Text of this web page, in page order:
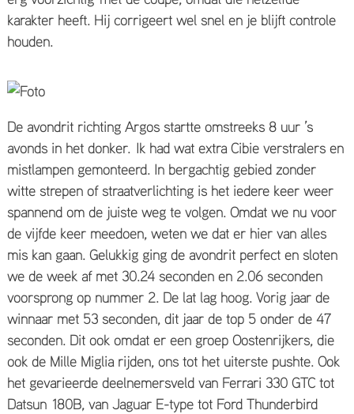
karakter heeft. Hij corrigeert wel snel en je blijft controle
houden.
De avondrit richting Argos startte omstreeks 8 uur ’s
avonds in het donker. Ik had wat extra Cibie verstralers en
mistlampen gemonteerd. In bergachtig gebied zonder
witte strepen of straatverlichting is het iedere keer weer
spannend om de juiste weg te volgen. Omdat we nu voor
de vijfde keer meedoen, weten we dat er hier van alles
mis kan gaan. Gelukkig ging de avondrit perfect en sloten
we de week af met 30.24 seconden en 2.06 seconden
voorsprong op nummer 2. De lat lag hoog. Vorig jaar de
winnaar met 53 seconden, dit jaar de top 5 onder de 47
seconden. Dit ook omdat er een groep Oostenrijkers, die
ook de Mille Miglia rijden, ons tot het uiterste pushte. Ook
het gevarieerde deelnemersveld van Ferrari 330 GTC tot
Datsun 180B, van Jaguar E-type tot Ford Thunderbird